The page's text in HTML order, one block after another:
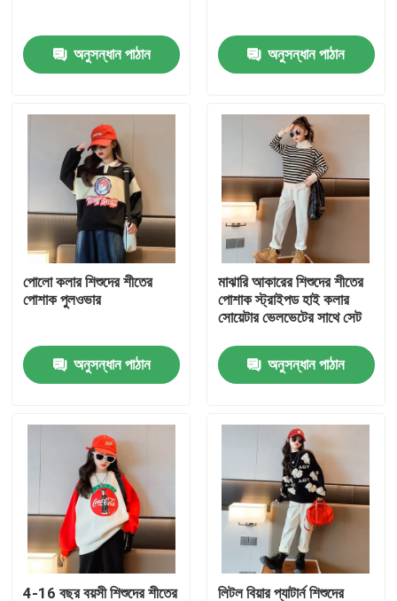
আমাদের সম্পর্কে
কারখানা ভ্রমণ
মান নিয়ন্ত্রণ
যোগাযোগ করুন
ফ্যাশন শিশুদের জামাকাপড়
ছোট মেয়েদের পোশাক
কিশোর ছেলেদের পোশাক
শিশুদের পোশাক সেট
অনুসন্ধান পাঠান অনুসন্ধান পাঠান
পোলো কলার শিশুদের শীতের
পোশাক পুলওভার
অনুসন্ধান পাঠান
মাঝারি আকারের শিশুদের শীতের
পোশাক স্ট্রাইপড হাই কলার
সোয়েটার ভেলভেটের সাথে সেট
অনুসন্ধান পাঠান
4-16 বছর বয়সী শিশুদের শীতের লিটল বিয়ার প্যাটার্ন শিশুদের